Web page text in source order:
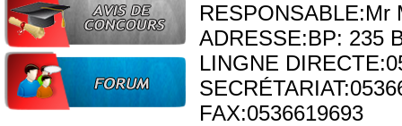
RESPONSABLE:Mr
ADRESSE:BP: 235
LINGNE
FAX:0536619693